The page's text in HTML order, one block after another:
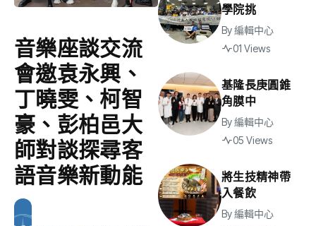
音樂座談交流
會邀袁永興、
丁曉雯、柯智
豪、彭柏邑大
師對談探尋客
語音樂新動能
學院挑
By編輯中心
01 Views
基隆長庚圓錐
角膜中
By編輯中心
05 Views
將生技精神帶
入餐飲
By編輯中心